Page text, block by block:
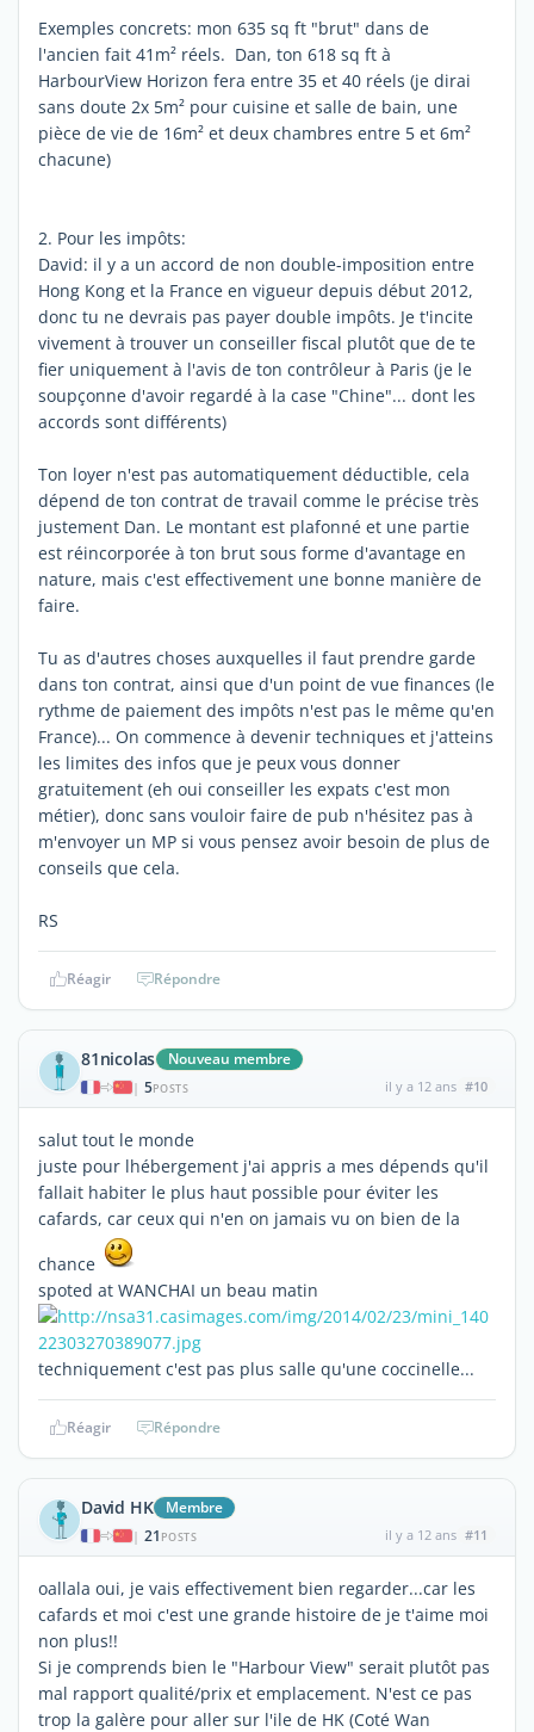
Exemples concrets: mon 635 sq ft "brut" dans de
l'ancien fait 41m² réels. Dan, ton 618 sq ft à
HarbourView Horizon fera entre 35 et 40 réels (je dirai
sans doute 2x 5m² pour cuisine et salle de bain, une
pièce de vie de 16m² et deux chambres entre 5 et 6m²
chacune)
2. Pour les impôts:
David: il y a un accord de non double-imposition entre
Hong Kong et la France en vigueur depuis début 2012,
donc tu ne devrais pas payer double impôts. Je t'incite
vivement à trouver un conseiller fiscal plutôt que de te
fier uniquement à l'avis de ton contrôleur à Paris (je le
soupçonne d'avoir regardé à la case "Chine"... dont les
accords sont différents)
Ton loyer n'est pas automatiquement déductible, cela
dépend de ton contrat de travail comme le précise très
justement Dan. Le montant est plafonné et une partie
est réincorporée à ton brut sous forme d'avantage en
nature, mais c'est effectivement une bonne manière de
faire.
Tu as d'autres choses auxquelles il faut prendre garde
dans ton contrat, ainsi que d'un point de vue finances (le
rythme de paiement des impôts n'est pas le même qu'en
France)... On commence à devenir techniques et j'atteins
les limites des infos que je peux vous donner
gratuitement (eh oui conseiller les expats c'est mon
métier), donc sans vouloir faire de pub n'hésitez pas à
m'envoyer un MP si vous pensez avoir besoin de plus de
conseils que cela.
RS
Réagir Répondre
81nicolas Nouveau membre
| 5POSTS il y a 12 ans #10
salut tout le monde
juste pour lhébergement j'ai appris a mes dépends qu'il
fallait habiter le plus haut possible pour éviter les
cafards, car ceux qui n'en on jamais vu on bien de la
chance
spoted at WANCHAI un beau matin
techniquement c'est pas plus salle qu'une coccinelle...
Réagir Répondre
David HK Membre
| 21 POSTS il y a 12 ans #11
oallala oui, je vais effectivement bien regarder...car les
cafards et moi c'est une grande histoire de je t'aime moi
non plus!!
Si je comprends bien le "Harbour View" serait plutôt pas
mal rapport qualité/prix et emplacement. N'est ce pas
trop la galère pour aller sur l'ile de HK (Coté Wan